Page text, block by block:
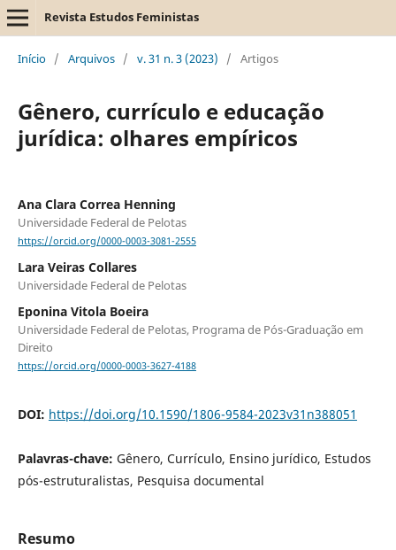
Revista Estudos Feministas
Início / Arquivos / v. 31 n. 3 (2023) / Artigos
Gênero, currículo e educação
jurídica: olhares empíricos
Ana Clara Correa Henning
Universidade Federal de Pelotas
https://orcid.org/0000-0003-3081-2555
Lara Veiras Collares
Universidade Federal de Pelotas
Eponina Vitola Boeira
Universidade Federal de Pelotas, Programa de Pós-Graduação em
Direito
https://orcid.org/0000-0003-3627-4188
DOI: https://doi.org/10.1590/1806-9584-2023v31n388051
Palavras-chave: Gênero, Currículo, Ensino jurídico, Estudos
pós-estruturalistas, Pesquisa documental
Resumo